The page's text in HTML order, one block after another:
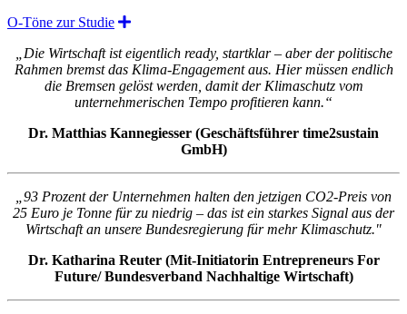
O-Töne zur Studie
Expand
„Die Wirtschaft ist eigentlich ready, startklar – aber der politische
Rahmen bremst das Klima-Engagement aus. Hier müssen endlich
die Bremsen gelöst werden, damit der Klimaschutz vom
unternehmerischen Tempo profitieren kann.“
Dr. Matthias Kannegiesser (Geschäftsführer time2sustain
GmbH)
„93 Prozent der Unternehmen halten den jetzigen CO2-Preis von
25 Euro je Tonne für zu niedrig – das ist ein starkes Signal aus der
Wirtschaft an unsere Bundesregierung für mehr Klimaschutz."
Dr. Katharina Reuter (Mit-Initiatorin Entrepreneurs For
Future/ Bundesverband Nachhaltige Wirtschaft)